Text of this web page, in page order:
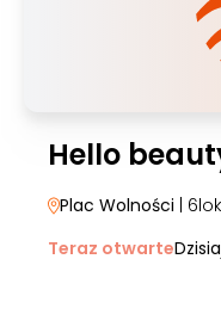
Hello
Plac Wolności |
Teraz otwarte